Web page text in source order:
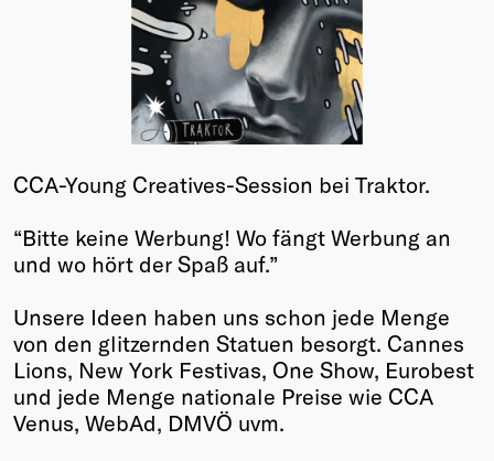
Membership
Members
Friends of Creativity
2026
Past
Annual
CCA-Young Creatives-Session bei Traktor.
“Bitte keine Werbung! Wo fängt Werbung an
und wo hört der Spaß auf.”
Unsere Ideen haben uns schon jede Menge
von den glitzernden Statuen besorgt. Cannes
Lions, New York Festivas, One Show, Eurobest
und jede Menge nationale Preise wie CCA
Venus, WebAd, DMVÖ uvm.